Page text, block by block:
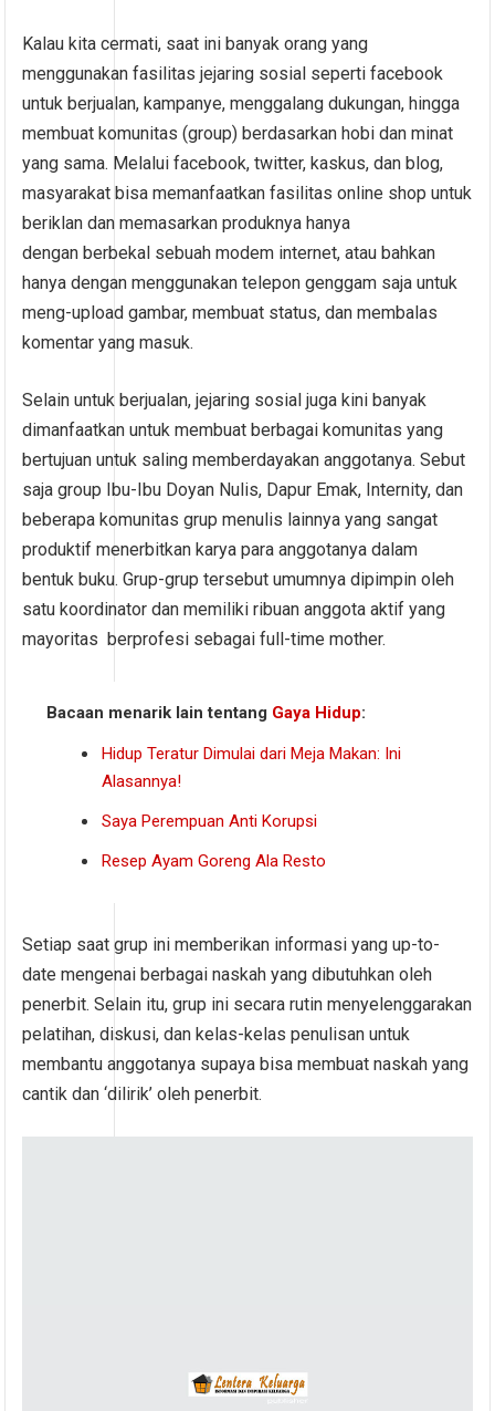
Kalau kita cermati, saat ini banyak orang yang
menggunakan fasilitas jejaring sosial seperti facebook
untuk berjualan, kampanye, menggalang dukungan, hingga
membuat komunitas (group) berdasarkan hobi dan minat
yang sama. Melalui facebook, twitter, kaskus, dan blog,
masyarakat bisa memanfaatkan fasilitas online shop untuk
beriklan dan memasarkan produknya hanya
dengan berbekal sebuah modem internet, atau bahkan
hanya dengan menggunakan telepon genggam saja untuk
meng-upload gambar, membuat status, dan membalas
komentar yang masuk.
Selain untuk berjualan, jejaring sosial juga kini banyak
dimanfaatkan untuk membuat berbagai komunitas yang
bertujuan untuk saling memberdayakan anggotanya. Sebut
saja group Ibu-Ibu Doyan Nulis, Dapur Emak, Internity, dan
beberapa komunitas grup menulis lainnya yang sangat
produktif menerbitkan karya para anggotanya dalam
bentuk buku. Grup-grup tersebut umumnya dipimpin oleh
satu koordinator dan memiliki ribuan anggota aktif yang
mayoritas berprofesi sebagai full-time mother.
Bacaan menarik lain tentang Gaya Hidup:
Hidup Teratur Dimulai dari Meja Makan: Ini
Alasannya!
Saya Perempuan Anti Korupsi
Resep Ayam Goreng Ala Resto
Setiap saat grup ini memberikan informasi yang up-to-
date mengenai berbagai naskah yang dibutuhkan oleh
penerbit. Selain itu, grup ini secara rutin menyelenggarakan
pelatihan, diskusi, dan kelas-kelas penulisan untuk
membantu anggotanya supaya bisa membuat naskah yang
cantik dan ‘dilirik’ oleh penerbit.